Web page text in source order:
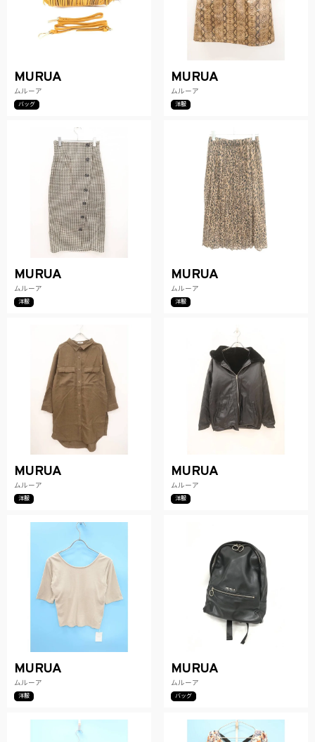
MURUA
ムルーア
バッグ
MURUA
ムルーア
洋服
MURUA
ムルーア
洋服
MURUA
ムルーア
洋服
MURUA
ムルーア
洋服
MURUA
ムルーア
洋服
MURUA
ムルーア
洋服
MURUA
ムルーア
バッグ